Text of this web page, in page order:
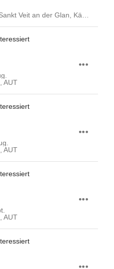
AUT
AUT
AUT